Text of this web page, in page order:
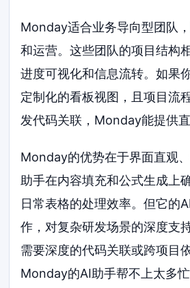
Monday适合业务导向型团队
和运营。这些团队的项目结构
进度可视化和信息流转。如果
定制化的看板视图，且项目流
发代码关联，Monday能提供直
Monday的优势在于界面直观
助手在内容填充和公式生成上
日常表格的处理效率。但它的
作，对复杂研发场景的深度支
需要深度的代码关联或跨项目
Monday的AI助手帮不上太多